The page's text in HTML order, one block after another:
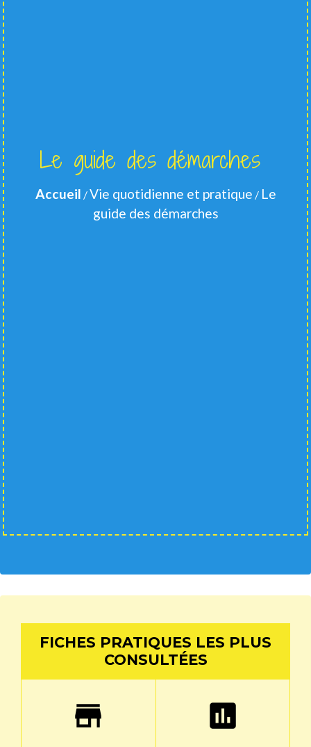
Le guide des démarches
Accueil /Vie quotidienne et pratique / Le
guide des démarches
FICHES PRATIQUES LES PLUS
CONSULTÉES
store assessment